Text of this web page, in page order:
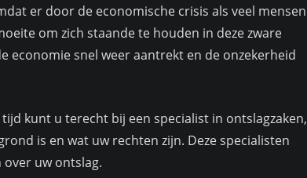
er door de economische crisis als veel mensen
om zich staande te houden in deze zware
economie snel weer aantrekt en de onzekerheid
kunt u terecht bij een specialist in ontslagzaken,
is en wat uw rechten zijn. Deze specialisten
over uw ontslag.